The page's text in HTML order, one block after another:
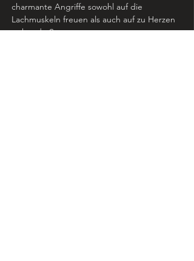
charmante Angriffe sowohl auf die
Lachmuskeln freuen als auch auf zu Herzen
gehende Songs.